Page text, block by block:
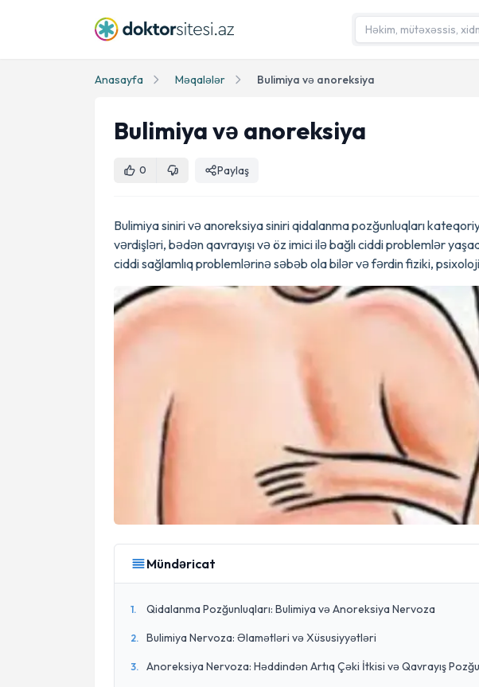
Anasayfa Məqalələr Bulimiya və anoreksiya
Bulimiya və anoreksiya
0 Paylaş
Bulimiya siniri və anoreksiya siniri qidalanma pozğunluqları
vərdişləri, bədən qavrayışı və öz imici ilə bağlı ciddi problemlər
ciddi sağlamlıq problemlərinə səbəb ola bilər və fərdin fiziki,
Mündəricat
1. Qidalanma Pozğunluqları: Bulimiya və Anoreksiya Nervoza
2. Bulimiya Nervoza: Əlamətləri və Xüsusiyyətləri
3. Anoreksiya Nervoza: Həddindən Artıq Çəki İtkisi və Qavrayış